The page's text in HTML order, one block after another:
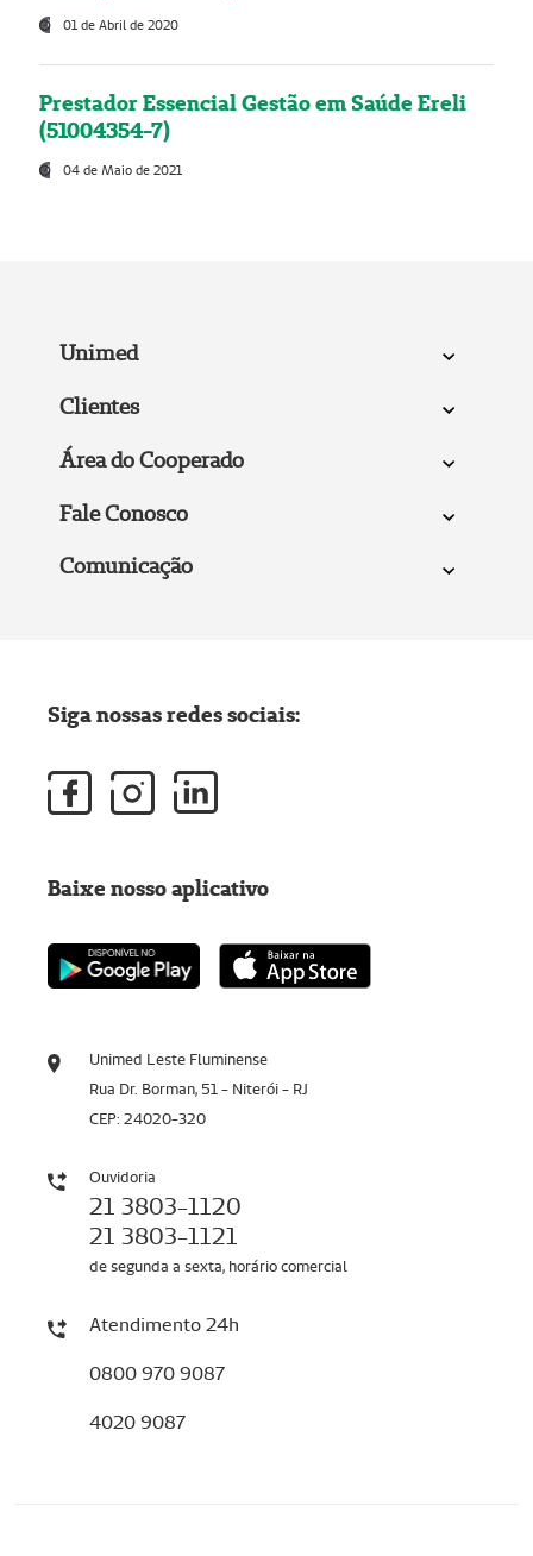
01 de Abril de 2020
Prestador Essencial Gestão em Saúde Ereli
(51004354-7)
04 de Maio de 2021
Unimed
Clientes
Área do Cooperado
Fale Conosco
Comunicação
Unimed Leste Fluminense
Rua Dr. Borman, 51 - Niterói - RJ
CEP: 24020-320
Ouvidoria
21 3803-1120
21 3803-1121
de segunda a sexta, horário comercial
Atendimento 24h
0800 970 9087
4020 9087
Siga nossas redes sociais:
Baixe nosso aplicativo